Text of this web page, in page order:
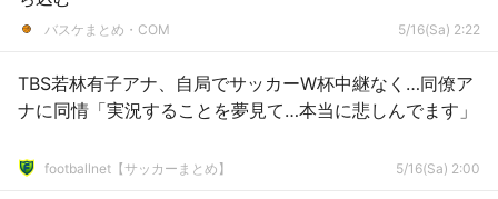
バスケまとめ・COM 5/16(Sa) 2:22
TBS若林有子アナ、自局でサッカーW杯中継なく…同僚ア
ナに同情「実況することを夢見て…本当に悲しんでます」
footballnet【サッカーまとめ】 5/16(Sa) 2:00